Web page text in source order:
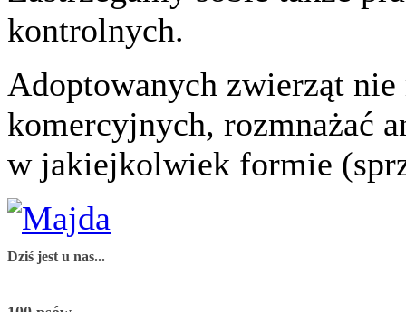
kontrolnych.
Adoptowanych zwierząt
komercyjnych, rozmnażać
w jakiejkolwiek formie
Dziś jest u nas...